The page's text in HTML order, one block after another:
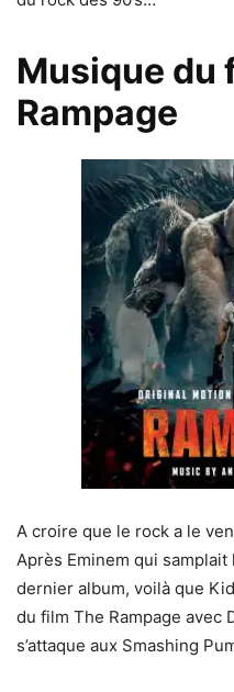
Musique du
Rampage
A croire que le rock a le
Après Eminem qui
dernier album, voilà que
du film The Rampage avec
s’attaque aux Smashing